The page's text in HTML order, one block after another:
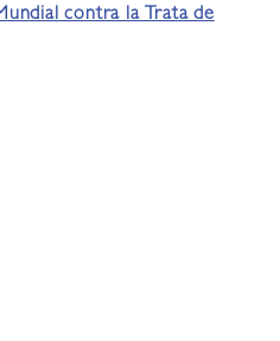
contra la Trata de